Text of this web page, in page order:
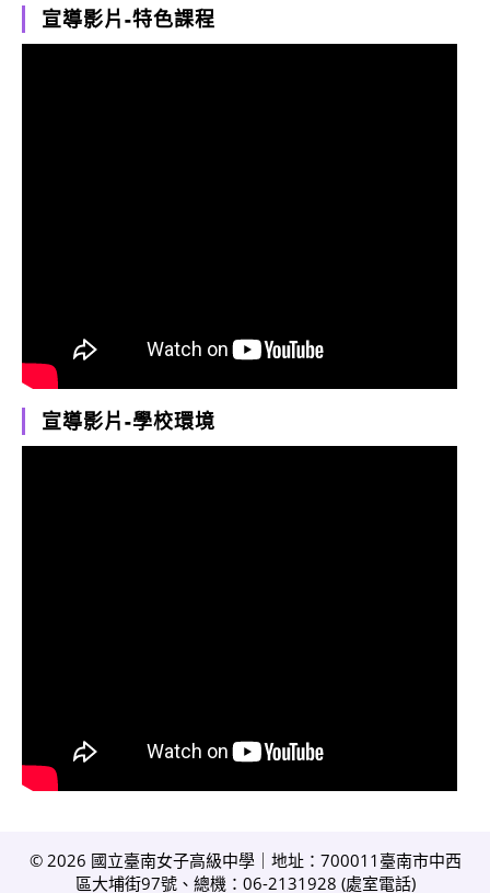
宣導影片-特色課程
宣導影片-學校環境
© 2026 國立臺南女子高級中學｜地址：700011臺南市中西
區大埔街97號、總機：06-2131928 (處室電話)